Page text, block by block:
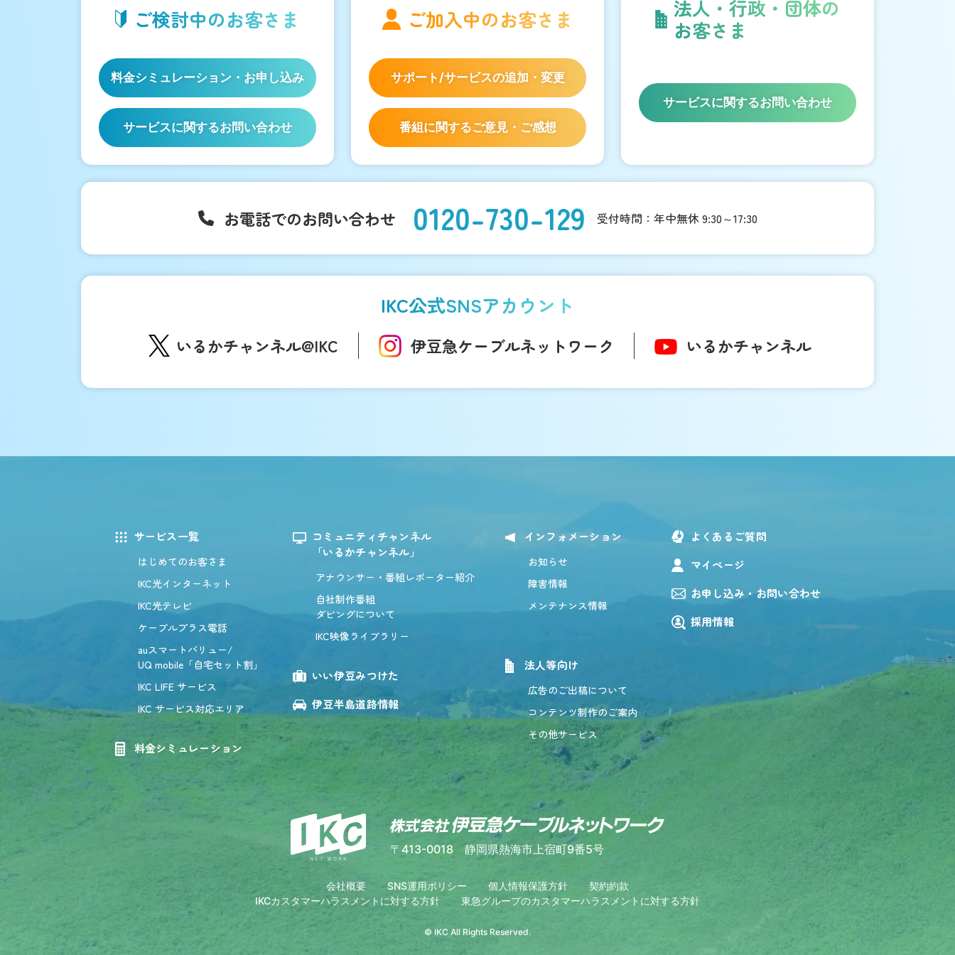
ご検討中のお客さま
料金シミュレーション ・お申し込み
サービスに関するお問い合わせ
ご加入中のお客さま
サポート/サービスの追加・変更
番組に関するご意見・ご感想
法人・行政・団体の
お客さま
サービスに関するお問い合わせ
お電話でのお問い合わせ 0120-730-129 受付時間：年中無休 9:30～17:30
IKC公式SNSアカウント
いるかチャンネル@IKC 伊豆急ケーブルネットワーク いるかチャンネル
サービス一覧
はじめてのお客さま
IKC光インターネット
IKC光テレビ
ケーブルプラス電話
auスマートバリュー/
UQ mobile「自宅セット割」
IKC LIFE サービス
IKC サービス対応エリア
料金シミュレーション
コミュニティチャンネル
「いるかチャンネル」
アナウンサー・番組レポーター紹介
自社制作番組
ダビングについて
IKC映像ライブラリー
いい伊豆みつけた
伊豆半島道路情報
インフォメーション
お知らせ
障害情報
メンテナンス情報
法人等向け
広告のご出稿について
コンテンツ制作のご案内
その他サービス
よくあるご質問
マイページ
お申し込み・お問い合わせ
採用情報
〒413-0018静岡県熱海市上宿町9番5号
会社概要 SNS運用ポリシー 個人情報保護方針
契約約款
IKCカスタマーハラスメントに対する方針
東急グループのカスタマーハラスメントに対する方針
© IKC All Rights Reserved.